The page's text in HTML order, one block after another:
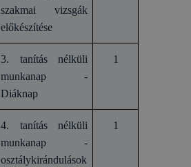
szakmai vizsgák
előkészítése
3. tanítás nélküli
munkanap -
Diáknap
1
4. tanítás nélküli
munkanap -
osztálykirándulások
1